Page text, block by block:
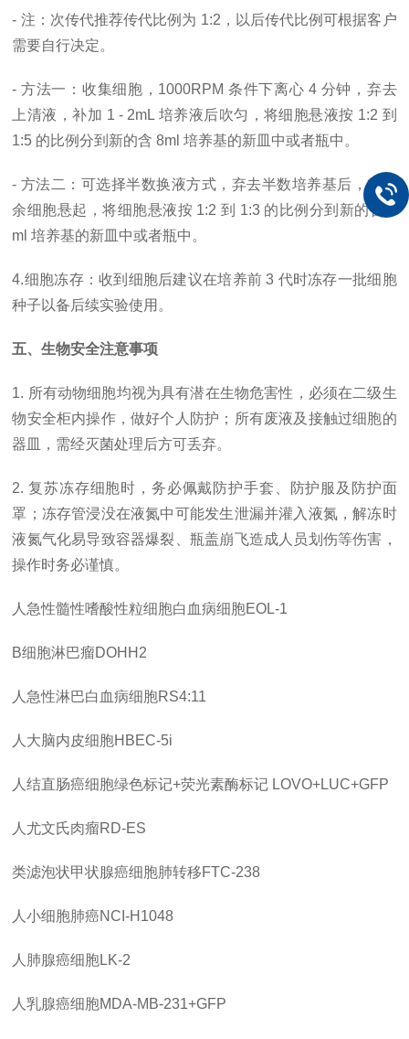
- 注：次传代推荐传代比例为 1:2，以后传代比例可根据客户
需要自行决定。
- 方法一：收集细胞，1000RPM 条件下离心 4 分钟，弃去
上清液，补加 1 - 2mL 培养液后吹匀，将细胞悬液按 1:2 到
1:5 的比例分到新的含 8ml 培养基的新皿中或者瓶中。
- 方法二：可选择半数换液方式，弃去半数培养基后，将剩
余细胞悬起，将细胞悬液按 1:2 到 1:3 的比例分到新的含 8
ml 培养基的新皿中或者瓶中。
4.细胞冻存：收到细胞后建议在培养前 3 代时冻存一批细胞
种子以备后续实验使用。
五、生物安全注意事项
1. 所有动物细胞均视为具有潜在生物危害性，必须在二级生
物安全柜内操作，做好个人防护；所有废液及接触过细胞的
器皿，需经灭菌处理后方可丢弃。
2. 复苏冻存细胞时，务必佩戴防护手套、防护服及防护面
罩；冻存管浸没在液氮中可能发生泄漏并灌入液氮，解冻时
液氮气化易导致容器爆裂、瓶盖崩飞造成人员划伤等伤害，
操作时务必谨慎。
人急性髓性嗜酸性粒细胞白血病细胞EOL-1
B细胞淋巴瘤DOHH2
人急性淋巴白血病细胞RS4:11
人大脑内皮细胞HBEC-5i
人结直肠癌细胞绿色标记+荧光素酶标记 LOVO+LUC+GFP
人尤文氏肉瘤RD-ES
类滤泡状甲状腺癌细胞肺转移FTC-238
人小细胞肺癌NCI-H1048
人肺腺癌细胞LK-2
人乳腺癌细胞MDA-MB-231+GFP